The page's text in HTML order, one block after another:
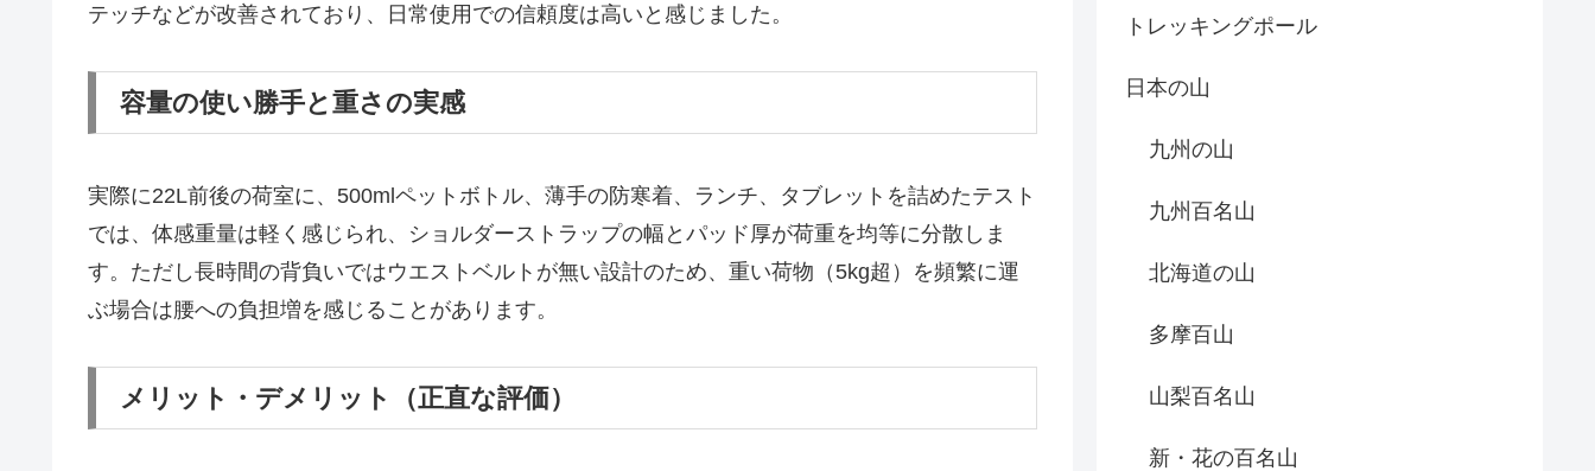
テッチなどが改善されており、日常使用での信頼度は高いと感じました。
容量の使い勝手と重さの実感
実際に22L前後の荷室に、500mlペットボトル、薄手の防寒着、ランチ、タブレットを詰めたテスト
では、体感重量は軽く感じられ、ショルダーストラップの幅とパッド厚が荷重を均等に分散しま
す。ただし長時間の背負いではウエストベルトが無い設計のため、重い荷物（5kg超）を頻繁に運
ぶ場合は腰への負担増を感じることがあります。
メリット・デメリット（正直な評価）
トレッキングポール
日本の山
九州の山
九州百名山
北海道の山
多摩百山
山梨百名山
新・花の百名山